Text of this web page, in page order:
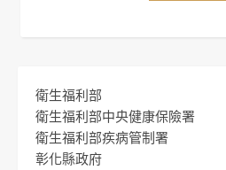
衛生福利部
衛生福利部中央健康保險署
衛生福利部疾病管制署
彰化縣政府